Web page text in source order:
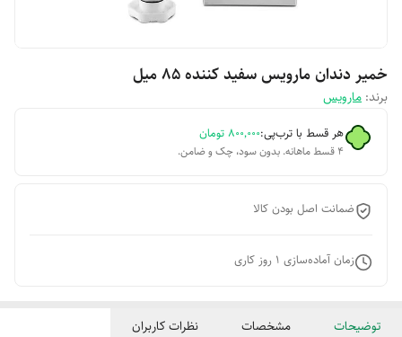
خمیر دندان مارویس سفید کننده 85 میل
برند: مارویس
هر قسط با ترب‌پی:۸۰۰٬۰۰۰ تومان
۴ قسط ماهانه. بدون سود، چک و ضامن.
ضمانت اصل بودن کالا
زمان آماده‌سازی 1 روز کاری
توضیحات مشخصات نظرات کاربران